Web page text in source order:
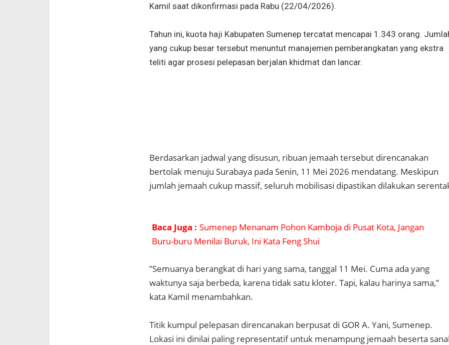
Kamil saat dikonfirmasi pada Rabu (22/04/2026).
Tahun ini, kuota haji Kabupaten Sumenep tercatat mencapai 1.343 orang.
yang cukup besar tersebut menuntut manajemen pemberangkatan yang ekstra
teliti agar prosesi pelepasan berjalan khidmat dan lancar.
Berdasarkan jadwal yang disusun, ribuan jemaah tersebut direncanakan
bertolak menuju Surabaya pada Senin, 11 Mei 2026 mendatang. Meskipun
jumlah jemaah cukup massif, seluruh mobilisasi dipastikan dilakukan
Baca Juga : Sumenep Menanam Pohon Kamboja di Pusat Kota, Jangan
Buru-buru Menilai Buruk, Ini Kata Feng Shui
”Semuanya berangkat di hari yang sama, tanggal 11 Mei. Cuma ada yang
waktunya saja berbeda, karena tidak satu kloter. Tapi, kalau harinya sama,”
kata Kamil menambahkan.
Titik kumpul pelepasan direncanakan berpusat di GOR A. Yani, Sumenep.
Lokasi ini dinilai paling representatif untuk menampung jemaah beserta